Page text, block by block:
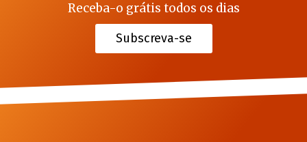
Receba-o grátis todos os dias
Subscreva-se